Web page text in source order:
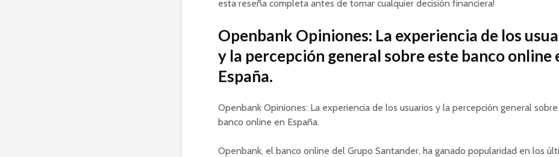
esta reseña completa antes de tomar cualquier decisión financiera!
Openbank Opiniones: La experiencia de los
y la percepción general sobre este banco online
España.
Openbank Opiniones: La experiencia de los usuarios y la percepción general
banco online en España.
Openbank, el banco online del Grupo Santander, ha ganado popularidad en los